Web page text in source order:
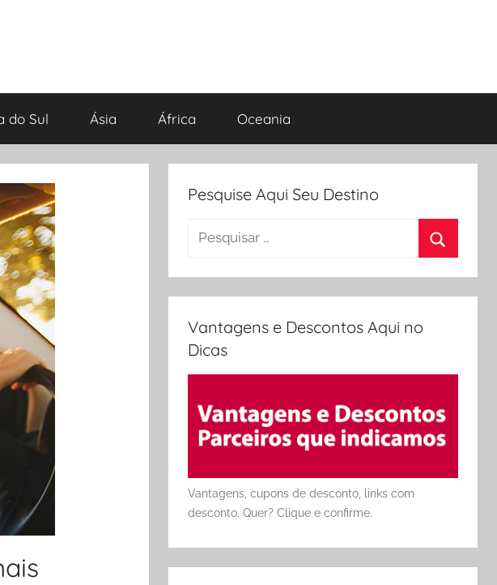
do Sul Ásia África Oceania
Pesquise Aqui Seu Destino
Pesquisar
Vantagens e Descontos Aqui no
Dicas
Vantagens, cupons de desconto, links com
desconto. Quer? Clique e confirme.